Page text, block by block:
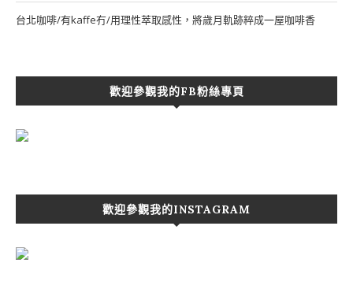
台北咖啡/有kaffe冇/用理性萃取感性，將歲月軌跡粹成一屋咖啡香
歡迎參觀我的FB粉絲專頁
歡迎參觀我的INSTAGRAM